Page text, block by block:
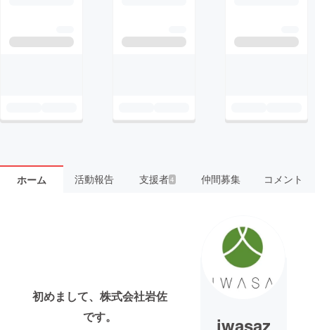
ホーム 活動報告 支援者4 仲間募集 コメント
初めまして、株式会社岩佐
です。
iwasaz